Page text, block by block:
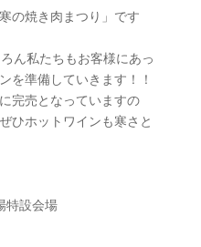
の焼き肉まつり」です
ん私たちもお客様にあっ
を準備していきます！！
完売となっていますの
ひホットワインも寒さと
特設会場